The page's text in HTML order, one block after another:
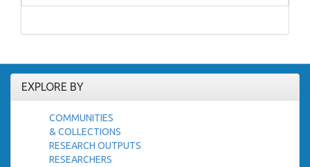
EXPLORE BY
COMMUNITIES
& COLLECTIONS
RESEARCH OUTPUTS
RESEARCHERS